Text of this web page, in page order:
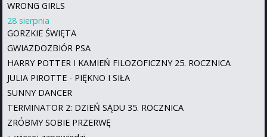
WRONG GIRLS
28 sierpnia
GORZKIE ŚWIĘTA
GWIAZDOZBIÓR PSA
HARRY POTTER I KAMIEŃ FILOZOFICZNY 25. ROCZNICA
JULIA PIROTTE - PIĘKNO I SIŁA
SUNNY DANCER
TERMINATOR 2: DZIEŃ SĄDU 35. ROCZNICA
ZRÓBMY SOBIE PRZERWĘ